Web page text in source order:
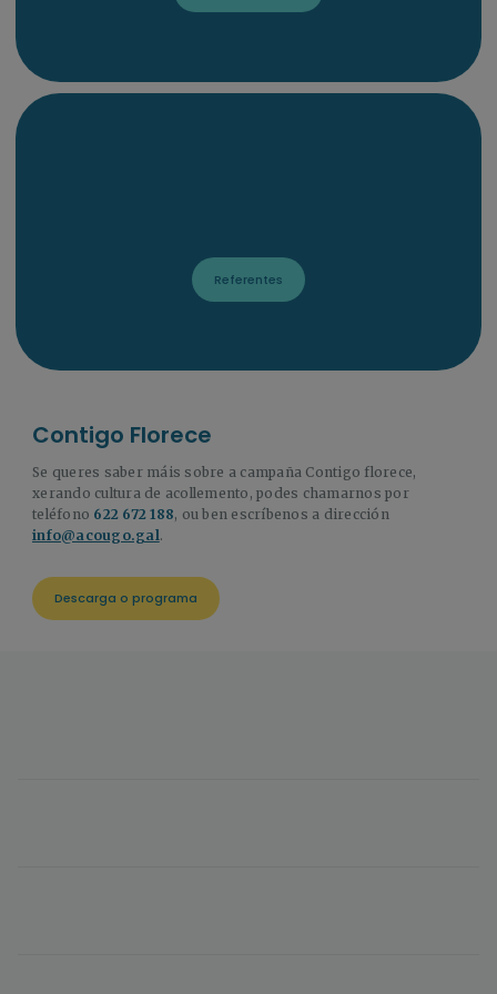
Referentes
Contigo Florece
Se queres saber máis sobre a campaña Contigo florece,
xerando cultura de acollemento, podes chamarnos por
teléfono 622 672 188, ou ben escríbenos a dirección
info@acougo.gal.
Descarga o programa